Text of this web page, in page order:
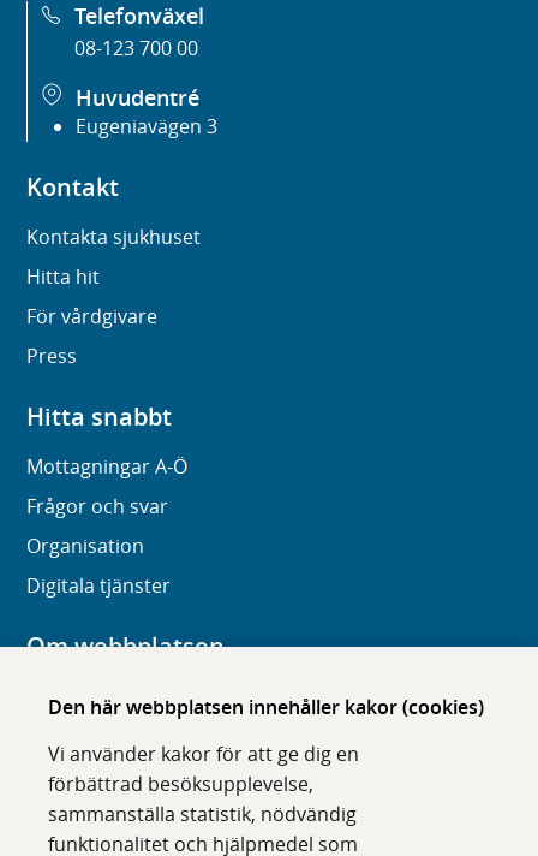
Den här webbplatsen innehåller kakor (cookies)
Vi använder kakor för att ge dig en
förbättrad besöksupplevelse,
sammanställa statistik, nödvändig
funktionalitet och hjälpmedel som
Telefonväxel
08-123 700 00
Huvudentré
Eugeniavägen 3
Kontakt
Kontakta sjukhuset
Hitta hit
För vårdgivare
Press
Hitta snabbt
Mottagningar A-Ö
Frågor och svar
Organisation
Digitala tjänster
Om webbplatsen
Om karolinska.se
Tillgänglighet
Om cookies